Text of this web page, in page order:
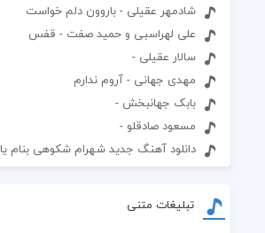
شادمهر عقیلی - باروون دلم خواست
علی لهراسبی و حمید صفت - قفس
سالار عقیلی -
مهدی جهانی - آروم ندارم
بابک جهانبخش -
مسعود صادقلو -
دانلود آهنگ جدید شهرام شکوهی بنام
تبلیغات متنی